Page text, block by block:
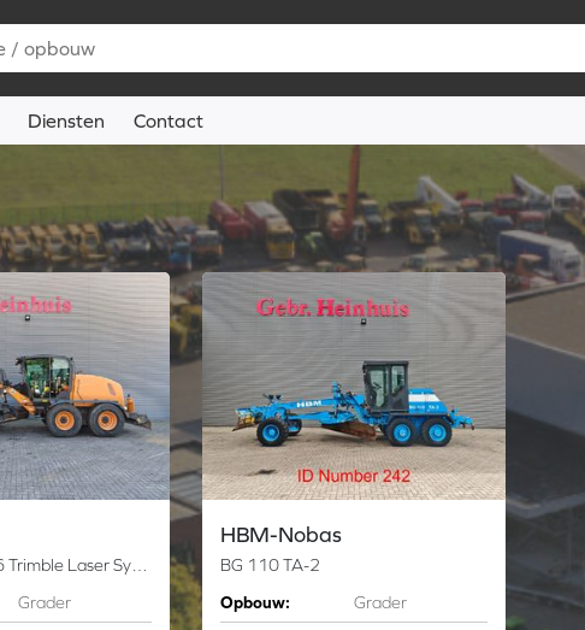
Diensten Contact
Grader
HBM-Nobas
BG 110 TA-2
Opbouw:
Grader